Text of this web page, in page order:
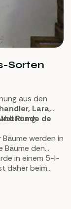
Sorten
aus den
Lara,
Ronde de
werden in
Bäume den
in einem 5-l-
daher beim